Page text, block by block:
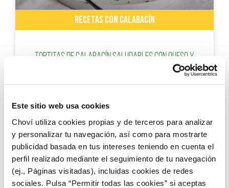
Este sitio web usa cookies
Choví utiliza cookies propias y de terceros para analizar
y personalizar tu navegación, así como para mostrarte
publicidad basada en tus intereses teniendo en cuenta el
perfil realizado mediante el seguimiento de tu navegación
(ej., Páginas visitadas), incluidas cookies de redes
sociales. Pulsa “Permitir todas las cookies” si aceptas
RECETAS CON CALABACÍN
Tortitas de calabacín saludables con queso y